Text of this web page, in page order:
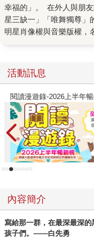
幸福的」。 在外人與朋
星三缺一」「唯舞獨尊」
明星肖像權與音樂版權，
結為連理，兩人在親友面
外，亦安居在已經通過同
對有資格說自己是幸福
福，過去的他就經歷過
自我認同的迷霧之中，
不情願的感情與身體接
麼又不是愛。同志的身
從來沒少過：他好多年
人前演了一齣又一齣的
院，也有同志親友與至親
來…… 而他也慶幸，過往
也成了他覓得幸福的點滴
伴給予他支持；他的另一
活動訊息
閱讀漫遊錄-2026上半年
內容簡介
寫給那一群，在最深最深
孩子們。 ——白先勇